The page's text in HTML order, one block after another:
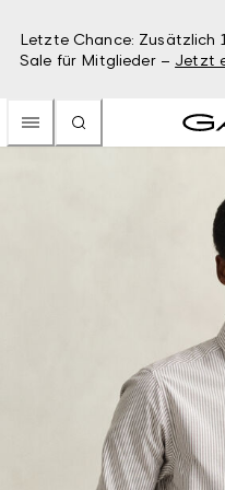
Letzte Chance: Zusätzlich
Sale für Mitglieder – Jetzt